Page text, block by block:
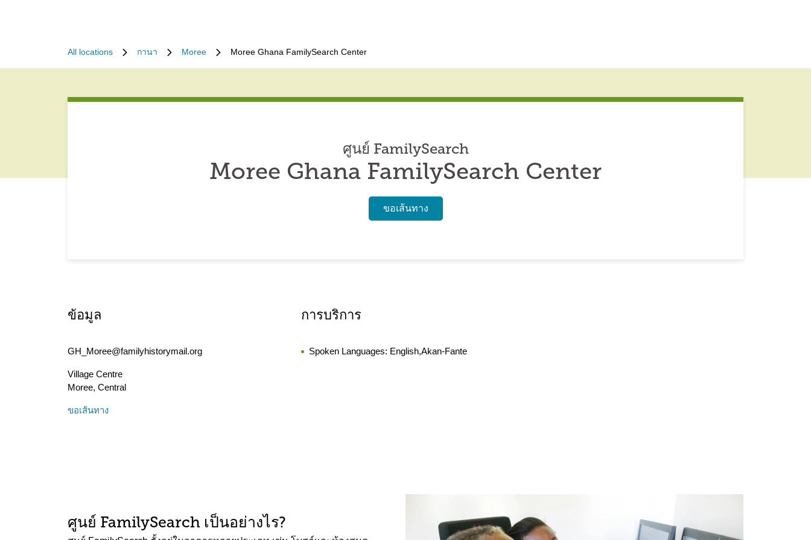
All locations กานา Moree Moree Ghana FamilySearch Center
ศูนย์ FamilySearch
Moree Ghana FamilySearch Center
ขอเส้นทาง
ข้อมูล
GH_Moree@familyhistorymail.org
Village Centre
Moree, Central
ขอเส้นทาง
การบริการ
Spoken Languages: English,Akan-Fante
ศูนย์ FamilySearch เป็นอย่างไร?